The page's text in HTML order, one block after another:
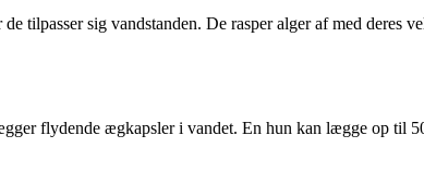
tilpasser sig vandstanden. De rasper alger af med
flydende ægkapsler i vandet. En hun kan lægge op